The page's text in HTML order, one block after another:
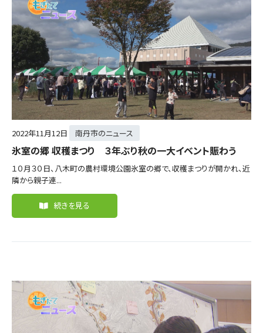
2022年11月12日 南丹市のニュース
氷室の郷 収穫まつり ３年ぶり秋の一大イベント賑わう
１０月３０日、八木町の農村環境公園氷室の郷で、収穫まつりが開かれ、近
隣から親子連...
続きを見る